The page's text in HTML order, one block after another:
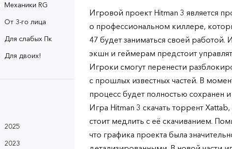
Механики RG
От 3-го лица
Для слабых Пк
Для двоих!
2025
2023
Игровой проект Hitman 3 является
о профессиональном киллере,
47 будет заниматься своей работой.
экшн и геймерам предстоит
Игроки смогут перенести
с прошлых известных частей. В
процесс будет полностью сохранен
Игра Hitman 3 скачать торрент
стоит медлить с её скачиванием.
что графика проекта была